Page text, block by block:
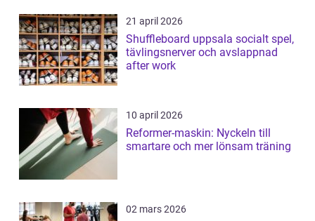
21 april 2026
Shuffleboard uppsala socialt spel,
tävlingsnerver och avslappnad
after work
10 april 2026
Reformer-maskin: Nyckeln till
smartare och mer lönsam träning
02 mars 2026